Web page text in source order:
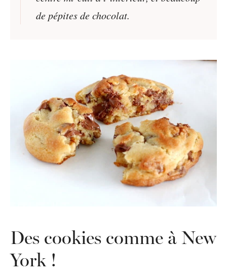
de pépites de chocolat.
Des cookies comme à New
York !